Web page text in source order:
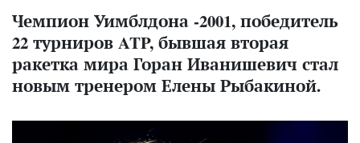
Чемпион Уимблдона -2001, победитель
22 турниров ATP, бывшая вторая
ракетка мира Горан Иванишевич стал
новым тренером Елены Рыбакиной.